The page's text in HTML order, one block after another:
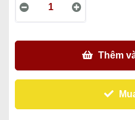
Thêm